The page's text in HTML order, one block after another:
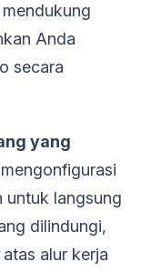
Anda
secara
yang
untuk langsung
dilindungi,
alur kerja